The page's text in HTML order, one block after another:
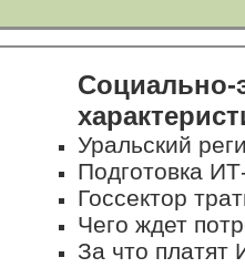
Социально-
Уральский
Подготовка
Госсектор
Чего ждет
За что платят